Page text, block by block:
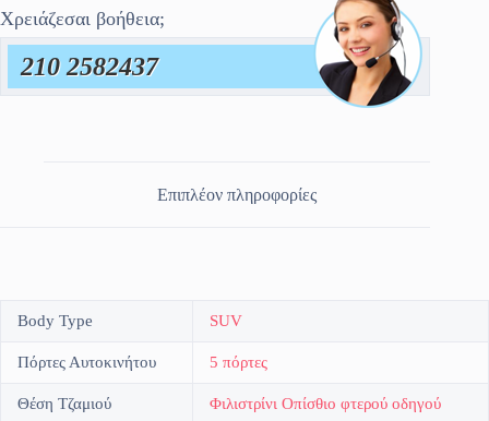
Χρειάζεσαι βοήθεια;
210 2582437
Επιπλέον πληροφορίες
Body Type SUV
Πόρτες Αυτοκινήτου 5 πόρτες
Θέση Τζαμιού Φιλιστρίνι Οπίσθιο φτερού οδηγού